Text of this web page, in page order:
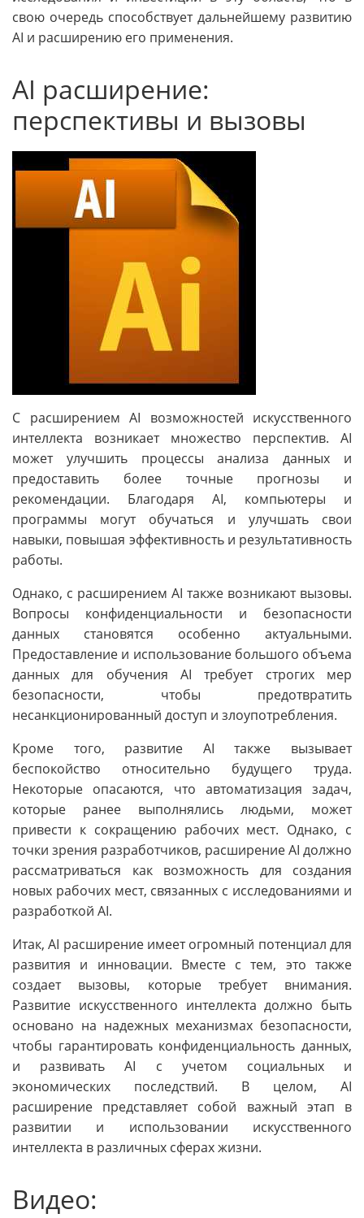
свою очередь способствует дальнейшему развитию
AI и расширению его применения.
AI расширение:
перспективы и вызовы
С расширением AI возможностей искусственного
интеллекта возникает множество перспектив. AI
может улучшить процессы анализа данных и
предоставить более точные прогнозы и
рекомендации. Благодаря AI, компьютеры и
программы могут обучаться и улучшать свои
навыки, повышая эффективность и результативность
работы.
Однако, с расширением AI также возникают вызовы.
Вопросы конфиденциальности и безопасности
данных становятся особенно актуальными.
Предоставление и использование большого объема
данных для обучения AI требует строгих мер
безопасности, чтобы предотвратить
несанкционированный доступ и злоупотребления.
Кроме того, развитие AI также вызывает
беспокойство относительно будущего труда.
Некоторые опасаются, что автоматизация задач,
которые ранее выполнялись людьми, может
привести к сокращению рабочих мест. Однако, с
точки зрения разработчиков, расширение AI должно
рассматриваться как возможность для создания
новых рабочих мест, связанных с исследованиями и
разработкой AI.
Итак, AI расширение имеет огромный потенциал для
развития и инновации. Вместе с тем, это также
создает вызовы, которые требует внимания.
Развитие искусственного интеллекта должно быть
основано на надежных механизмах безопасности,
чтобы гарантировать конфиденциальность данных,
и развивать AI с учетом социальных и
экономических последствий. В целом, AI
расширение представляет собой важный этап в
развитии и использовании искусственного
интеллекта в различных сферах жизни.
Видео: